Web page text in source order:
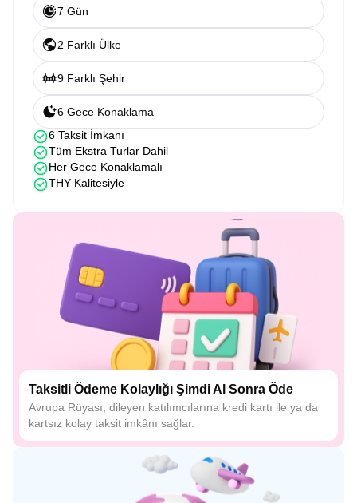
7 Gün
2 Farklı Ülke
9 Farklı Şehir
6 Gece Konaklama
6 Taksit İmkanı
Tüm Ekstra Turlar Dahil
Her Gece Konaklamalı
THY Kalitesiyle
Taksitli Ödeme Kolaylığı Şimdi Al Sonra Öde
Avrupa Rüyası, dileyen katılımcılarına kredi kartı ile ya da
kartsız kolay taksit imkânı sağlar.